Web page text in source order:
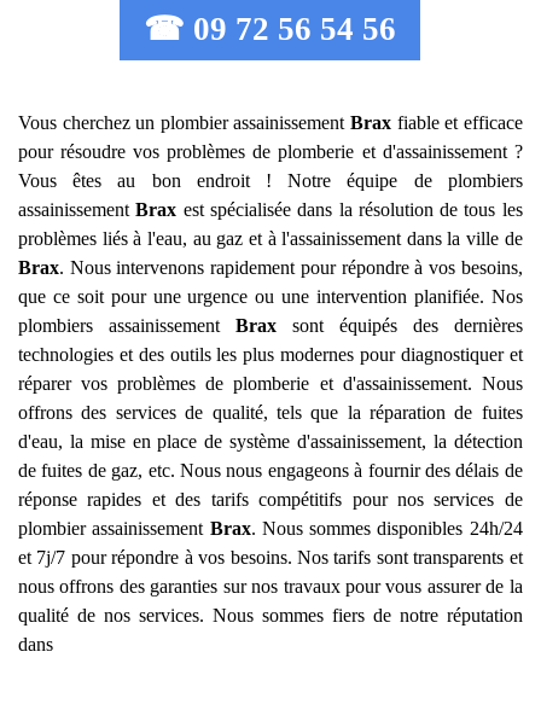
☎ 09 72 56 54 56
Vous cherchez un plombier assainissement Braxfiable et efficace
pour résoudre vos problèmes de plomberie et d'assainissement ?
Vous êtes au bon endroit ! Notre équipe de plombiers
assainissementBrax est spécialisée dans la résolution de tous les
problèmes liés à l'eau, au gaz et à l'assainissement dans la ville de
Brax. Nous intervenons rapidement pour répondre à vos besoins,
que ce soit pour une urgence ou une intervention planifiée. Nos
plombiers assainissement Braxsont équipés des dernières
technologies et des outils les plus modernes pour diagnostiquer et
réparer vos problèmes de plomberie et d'assainissement. Nous
offrons des services de qualité, tels que la réparation de fuites
d'eau, la mise en place de système d'assainissement, la détection
de fuites de gaz, etc. Nous nous engageons à fournir des délais de
réponse rapides et des tarifs compétitifs pour nos services de
plombier assainissement Brax. Nous sommes disponibles 24h/24
et 7j/7 pour répondre à vos besoins. Nos tarifs sont transparents et
nous offrons des garanties sur nos travaux pour vous assurer de la
qualité de nos services. Nous sommes fiers de notre réputation
dans